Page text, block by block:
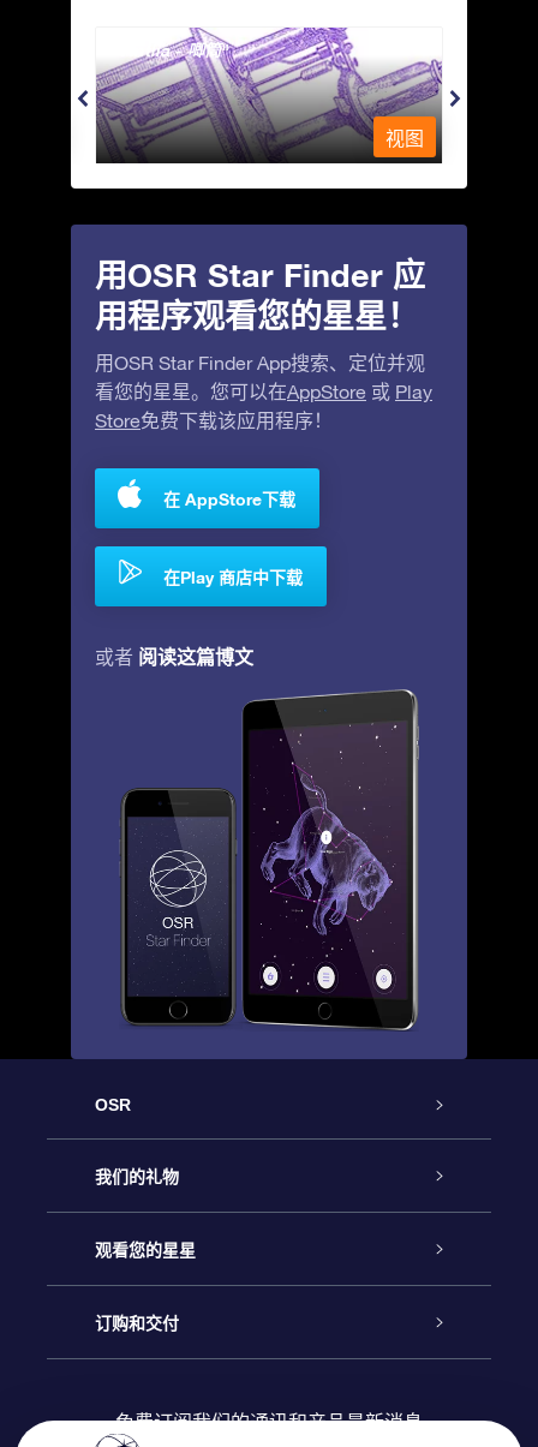
Antlia - 唧筒
视图
用OSR Star Finder 应
用程序观看您的星星！
用OSR Star Finder App搜索、定位并观
看您的星星。您可以在AppStore 或 Play
Store免费下载该应用程序！
在 AppStore下载
在Play 商店中下载
或者 阅读这篇博文
OSR
客户服务
联系我们
博客
我们的礼物
Online Star礼物
OSR 礼物包
观看您的星星
Online Star Register
订购和交付
免费订阅我们的通讯和产品最新消息